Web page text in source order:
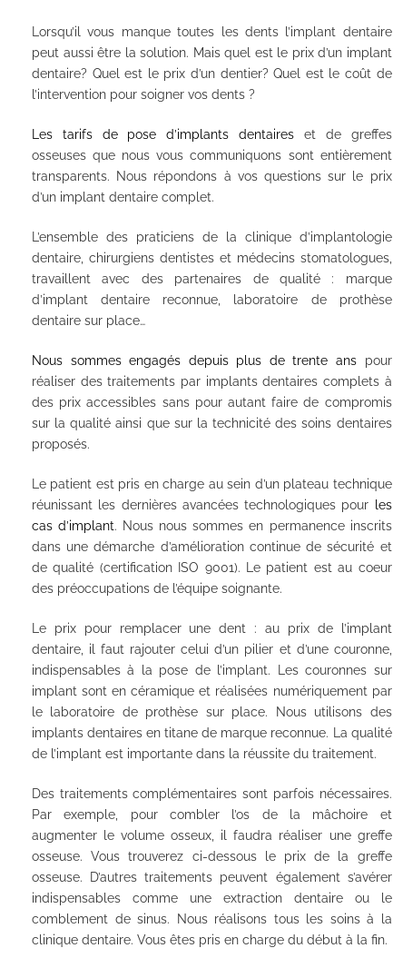
Lorsqu’il vous manque toutes les dents l’implant dentaire
peut aussi être la solution. Mais quel est le prix d’un implant
dentaire? Quel est le prix d’un dentier? Quel est le coût de
l’intervention pour soigner vos dents ?
Les tarifs de pose d’implants dentaires et de greffes
osseuses que nous vous communiquons sont entièrement
transparents. Nous répondons à vos questions sur le prix
d’un implant dentaire complet.
L’ensemble des praticiens de la clinique d’implantologie
dentaire, chirurgiens dentistes et médecins stomatologues,
travaillent avec des partenaires de qualité : marque
d’implant dentaire reconnue, laboratoire de prothèse
dentaire sur place…
Nous sommes engagés depuis plus de trente ans pour
réaliser des traitements par implants dentaires complets à
des prix accessibles sans pour autant faire de compromis
sur la qualité ainsi que sur la technicité des soins dentaires
proposés.
Le patient est pris en charge au sein d’un plateau technique
réunissant les dernières avancées technologiques pour
les
cas d’implant. Nous nous sommes en permanence inscrits
dans une démarche d’amélioration continue de sécurité et
de qualité (certification ISO 9001). Le patient est au coeur
des préoccupations de l’équipe soignante.
Le prix pour remplacer une dent : au prix de l’implant
dentaire, il faut rajouter celui d’un pilier et d’une couronne,
indispensables à la pose de l’implant. Les couronnes sur
implant sont en céramique et réalisées numériquement par
le laboratoire de prothèse sur place. Nous utilisons des
implants dentaires en titane de marque reconnue. La qualité
de l’implant est importante dans la réussite du traitement.
Des traitements complémentaires sont parfois nécessaires.
Par exemple, pour combler l’os de la mâchoire et
augmenter le volume osseux, il faudra réaliser une greffe
osseuse. Vous trouverez ci-dessous le prix de la greffe
osseuse. D’autres traitements peuvent également s’avérer
indispensables comme une extraction dentaire ou le
comblement de sinus. Nous réalisons tous les soins à la
clinique dentaire. Vous êtes pris en charge du début à la fin.